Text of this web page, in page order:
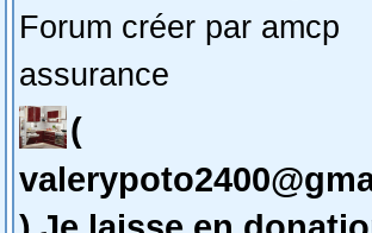
Forum créer par amcp
assurance
(